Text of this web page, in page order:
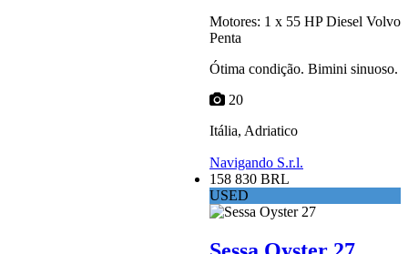
Motores: 1 x 55 HP Diesel Volvo
Penta
Ótima condição. Bimini sinuoso.
20
Itália, Adriatico
Navigando S.r.l.
158 830 BRL
USED